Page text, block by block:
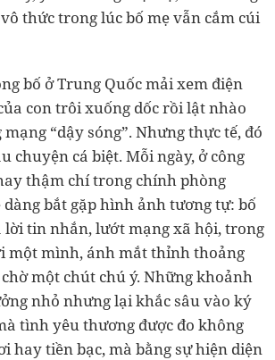
thức trong lúc bố mẹ vẫn cắm cúi
bố ở Trung Quốc mải xem điện
con trôi xuống dốc rồi lật nhào
“dậy sóng”. Nhưng thực tế, đó
chuyện cá biệt. Mỗi ngày, ở công
thậm chí trong chính phòng
dàng bắt gặp hình ảnh tương tự: bố
lời tin nhắn, lướt mạng xã hội, trong
một mình, ánh mắt thỉnh thoảng
một chút chú ý. Những khoảnh
nhỏ nhưng lại khắc sâu vào ký
tình yêu thương được đo không
hay tiền bạc, mà bằng sự hiện diện